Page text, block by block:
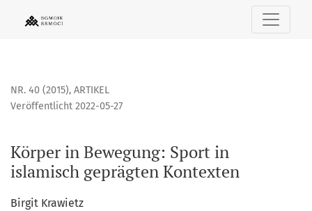
Körper in Bewegung: Sport in islamisch geprägten
NR. 40 (2015), ARTIKEL
Körper in Bewegung: Sport in
islamisch geprägten Kontexten
Veröffentlicht 2022-05-27
Birgit Krawietz